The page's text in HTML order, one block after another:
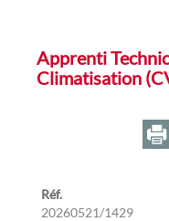
Apprenti
Climatisation
Réf.
20260521/1429